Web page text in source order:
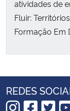
atividades de
Fluir:
Formação Em
REDES